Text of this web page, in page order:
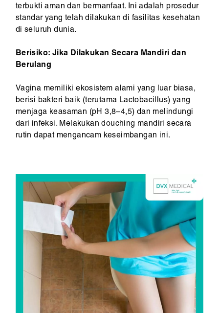
terbukti aman dan bermanfaat. Ini adalah prosedur
standar yang telah dilakukan di fasilitas kesehatan
di seluruh dunia.
Berisiko: Jika Dilakukan Secara Mandiri dan
Berulang
Vagina memiliki ekosistem alami yang luar biasa,
berisi bakteri baik (terutama Lactobacillus) yang
menjaga keasaman (pH 3,8–4,5) dan melindungi
dari infeksi. Melakukan douching mandiri secara
rutin dapat mengancam keseimbangan ini.